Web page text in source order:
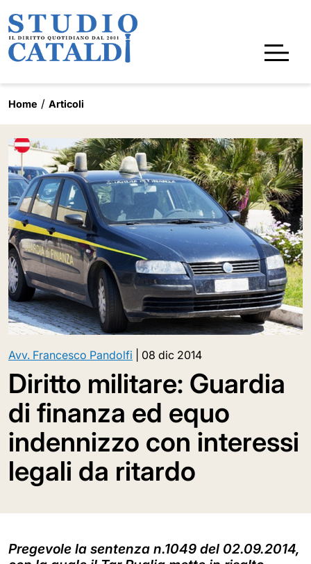
Home Articoli
Avv. Francesco Pandolfi 08 dic 2014
Diritto militare: Guardia
di finanza ed equo
indennizzo con interessi
legali da ritardo
Pregevole la sentenza n.1049 del 02.09.2014,